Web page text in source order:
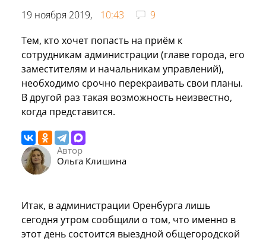
19 ноября 2019, 10:43
9
Тем, кто хочет попасть на приём к
сотрудникам администрации (главе города, его
заместителям и начальникам управлений),
необходимо срочно перекраивать свои планы.
В другой раз такая возможность неизвестно,
когда представится.
Автор
Ольга Клишина
Итак, в администрации Оренбурга лишь
сегодня утром сообщили о том, что именно в
этот день состоится выездной общегородской